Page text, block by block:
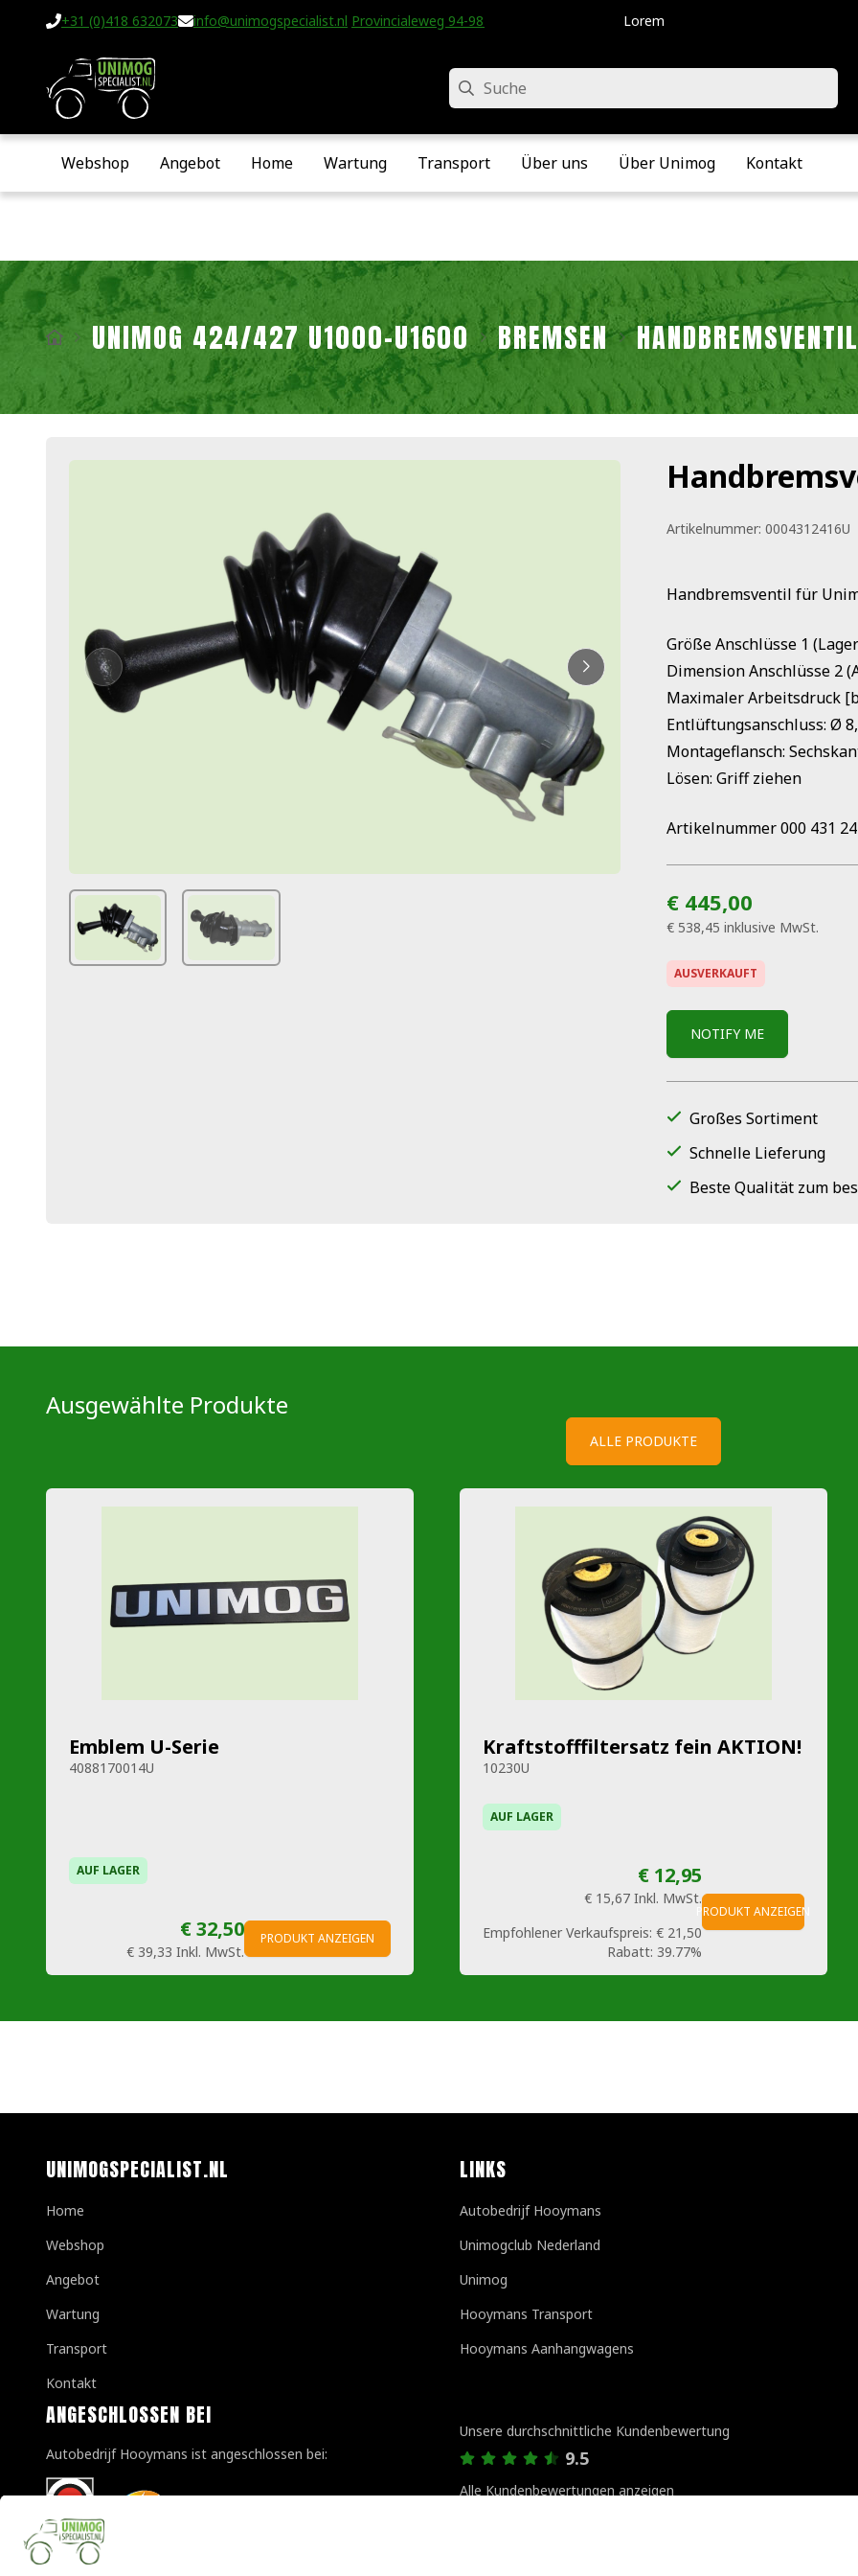
+31 (0)418 632073 info@unimogspecialist.nl Provincialeweg 94-98 • Velddriel • Die Niederlande
Lorem
Suche
Webshop Angebot Home Wartung Transport Über uns Über Unimog Kontakt
UNIMOG 424/427 U1000-U1600 BREMSEN HANDBREMSVENTIL
Artikelnummer: 0004312416U
Handbremsventil für
Größe Anschlüsse 1
Dimension Anschlüsse 2
Maximaler Arbeitsdruck
Entlüftungsanschluss: Ø
Montageflansch:
Lösen: Griff ziehen
Artikelnummer 000 431
€ 445,00
€ 538,45 inklusive MwSt.
AUSVERKAUFT
NOTIFY ME
Großes Sortiment
Schnelle Lieferung
Beste Qualität zum
Ausgewählte Produkte
ALLE PRODUKTE
Emblem U-Serie
4088170014U
AUF LAGER
€ 32,50
€ 39,33 Inkl. MwSt.
PRODUKT ANZEIGEN
Kraftstofffiltersatz fein AKTION!
10230U
AUF LAGER
€ 12,95
€ 15,67 Inkl. MwSt.
Empfohlener Verkaufspreis: € 21,50
Rabatt: 39.77%
PRODUKT ANZEIGEN
UNIMOGSPECIALIST.NL
Home
Webshop
Angebot
Wartung
Transport
Kontakt
ANGESCHLOSSEN BEI
Autobedrijf Hooymans ist angeschlossen bei:
LINKS
Autobedrijf Hooymans
Unimogclub Nederland
Unimog
Hooymans Transport
Hooymans Aanhangwagens
Unsere durchschnittliche Kundenbewertung
9.5
Alle Kundenbewertungen anzeigen